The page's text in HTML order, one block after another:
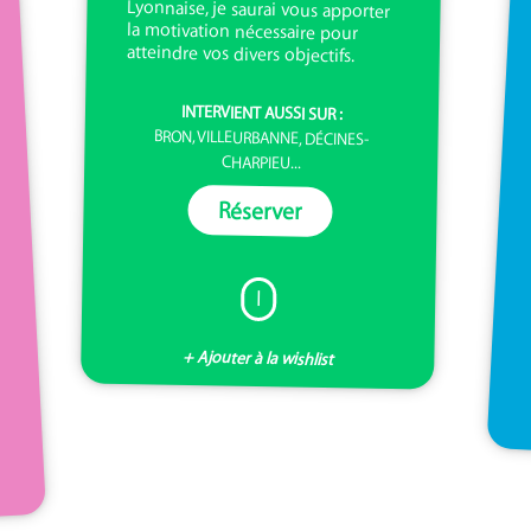
atteindre vos divers objectifs.
INTERVIENT AUSSI SUR :
BRON, VILLEURBANNE, DÉCINES-
CHARPIEU...
Réserver
I
+ Ajouter à la wishlist